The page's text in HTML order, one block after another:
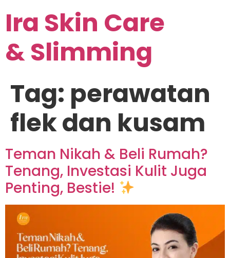
Ira Skin Care
& Slimming
Tag: perawatan
flek dan kusam
Teman Nikah & Beli Rumah?
Tenang, Investasi Kulit Juga
Penting, Bestie!